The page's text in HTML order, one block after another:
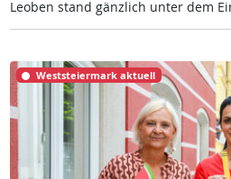
Leo­ben stand gänz­lich un­ter dem
Weststeiermark aktuell